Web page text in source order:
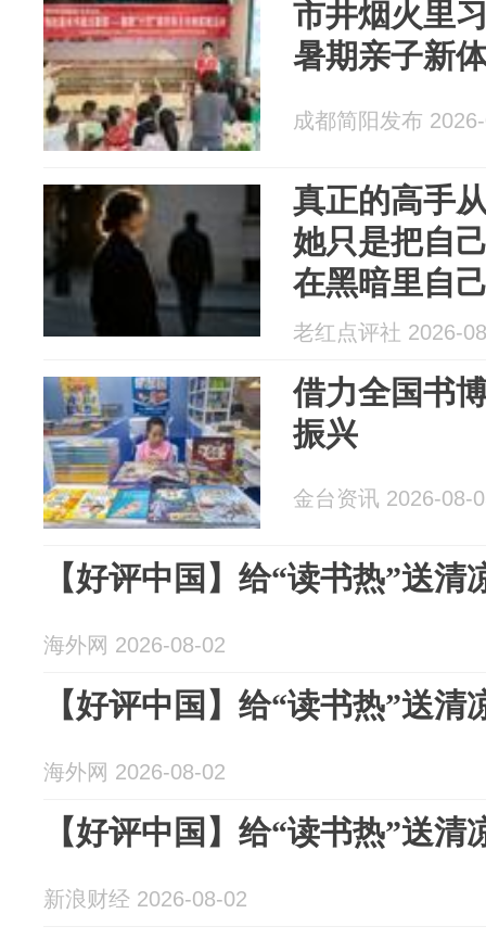
市井烟火里
暑期亲子新
成都简阳发布
真正的高手
她只是把自
在黑暗里自
老红点评社 2026-
借力全国书
振兴
金台资讯 2026-08-
【好评中国】给“读书热”送
海外网 2026-08-02
【好评中国】给“读书热”送
海外网 2026-08-02
【好评中国】给“读书热”送
新浪财经 2026-08-02